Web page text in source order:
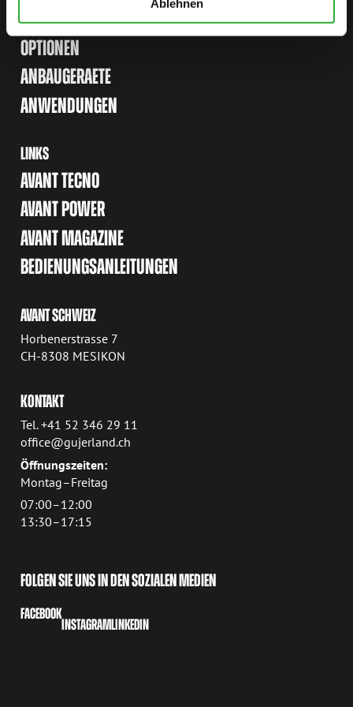
Ablehnen
LADER
OPTIONEN
ANBAUGERAETE
ANWENDUNGEN
LINKS
AVANT TECNO
AVANT POWER
AVANT MAGAZINE
BEDIENUNGSANLEITUNGEN
AVANT SCHWEIZ
Horbenerstrasse 7
CH-8308 MESIKON
KONTAKT
Tel. +41 52 346 29 11
office@gujerland.ch
Öffnungszeiten:
Montag–Freitag
07:00–12:00
13:30–17:15
FOLGEN SIE UNS IN DEN SOZIALEN MEDIEN
FACEBOOK
INSTAGRAMLINKEDIN